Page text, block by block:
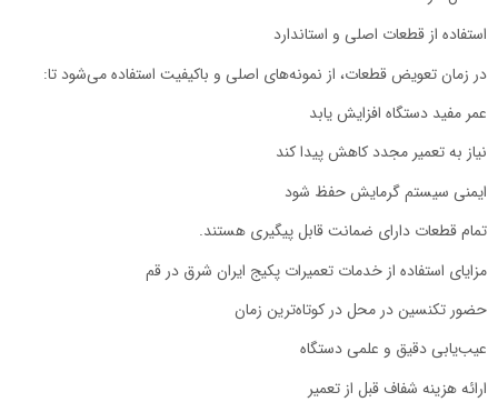
استفاده از قطعات اصلی و استاندارد
در زمان تعویض قطعات، از نمونه‌های اصلی و باکیفیت استفاده می‌شود تا:
عمر مفید دستگاه افزایش یابد
نیاز به تعمیر مجدد کاهش پیدا کند
ایمنی سیستم گرمایش حفظ شود
تمام قطعات دارای ضمانت قابل پیگیری هستند.
مزایای استفاده از خدمات تعمیرات پکیج ایران شرق در قم
حضور تکنسین در محل در کوتاه‌ترین زمان
عیب‌یابی دقیق و علمی دستگاه
ارائه هزینه شفاف قبل از تعمیر